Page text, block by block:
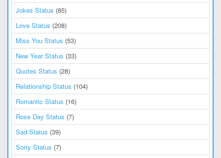
Jokes Status (85)
Love Status (208)
Miss You Status (53)
New Year Status (33)
Quotes Status (28)
Relationship Status (104)
Romantic Status (16)
Rose Day Status (7)
Sad Status (39)
Sorry Status (7)